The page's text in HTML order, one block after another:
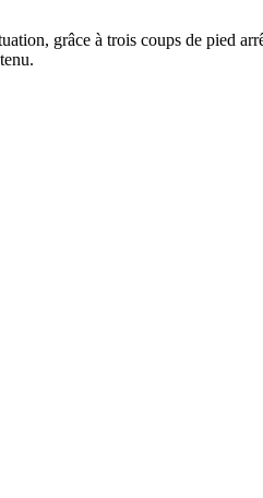
grâce à trois coups de pied